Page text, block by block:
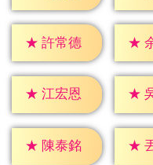
★ 許常德 ★
★ 江宏恩 ★
★ 陳泰銘 ★